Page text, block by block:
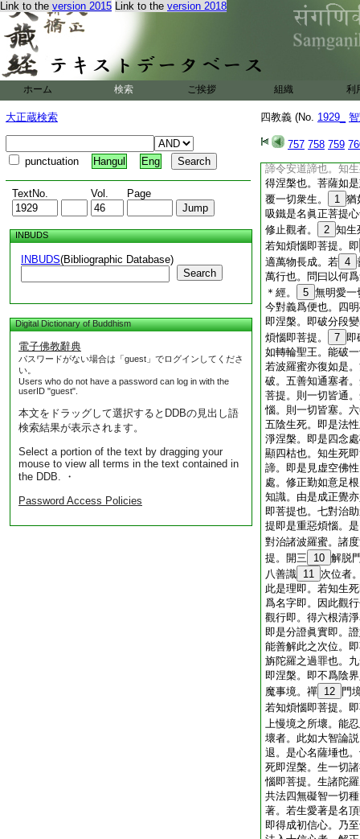
Link to the version 2015 Link to the version 2018
ホーム 検索 ご挨拶 組織 利
大正蔵検索
punctuation Hangul Eng
TextNo. Vol. Page
INBUDS
INBUDS(Bibliographic Database)
Search
Digital Dictionary of Buddhism
電子佛教辭典
パスワードがない場合は「guest」でログインしてくださ
い。
Users who do not have a password can log in with the
userID "guest".
本文をドラッグして選択するとDDBの見出し語
検索結果が表示されます。
Select a portion of the text by dragging your
mouse to view all terms in the text contained in
the DDB. ・
Password Access Policies
四教義 (No. 1929_
757 758 759
不横即是不思議因
42
維摩大士
涅槃。即菩提相。
亦如是。義意玄隱
即菩提。與衆生此
涅槃即生死。菩提
虚妄苦集也。無作
死。未度苦諦令度
諦令安道諦也。知
得涅槃也。菩薩如
覆一切衆生。
1 猶
吸鐵是名眞正菩提
修止觀者。
2 知生
若知煩惱即菩提。即
適萬物長成。若 4
萬行也。問曰以何
＊經。
5 無明愛一
今對義爲便也。四
即涅槃。即破分段
煩惱即菩提。
7 即
如轉輪聖王。能破
若波羅蜜亦復如是
破。五善知通塞者
菩提。則一切皆通
惱。則一切皆塞。
五陰生死。即是法
淨涅槃。即是四念
顯四枯也。知生死
諦。即是見虚空佛
處。修正勤如意足
知識。由是成正覺
即菩提也。七對治
提即是重惡煩惱。
對治諸波羅蜜。諸
提。開三
10 解脱
八善識 11 次位者
此是理即。若知生
爲名字即。因此觀
觀行即。得六根清
即是分證眞實即。
能善解此之次位。
旃陀羅之過罪也。
即涅槃。即不爲陰
魔事境。禪 12
門
若知煩惱即菩提。
上慢境之所壞。能
壞者。此如大智論
退。是心名薩埵也
死即涅槃。生一切
惱即菩提。生諸陀
共法四無礙智一切
著。若生愛著是名
即得成初信心。乃